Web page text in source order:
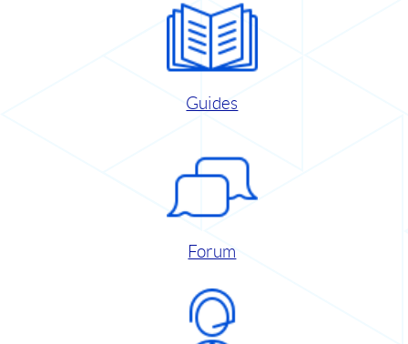
Guides
Forum